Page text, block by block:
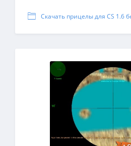
Скачать прицелы для CS 1.6